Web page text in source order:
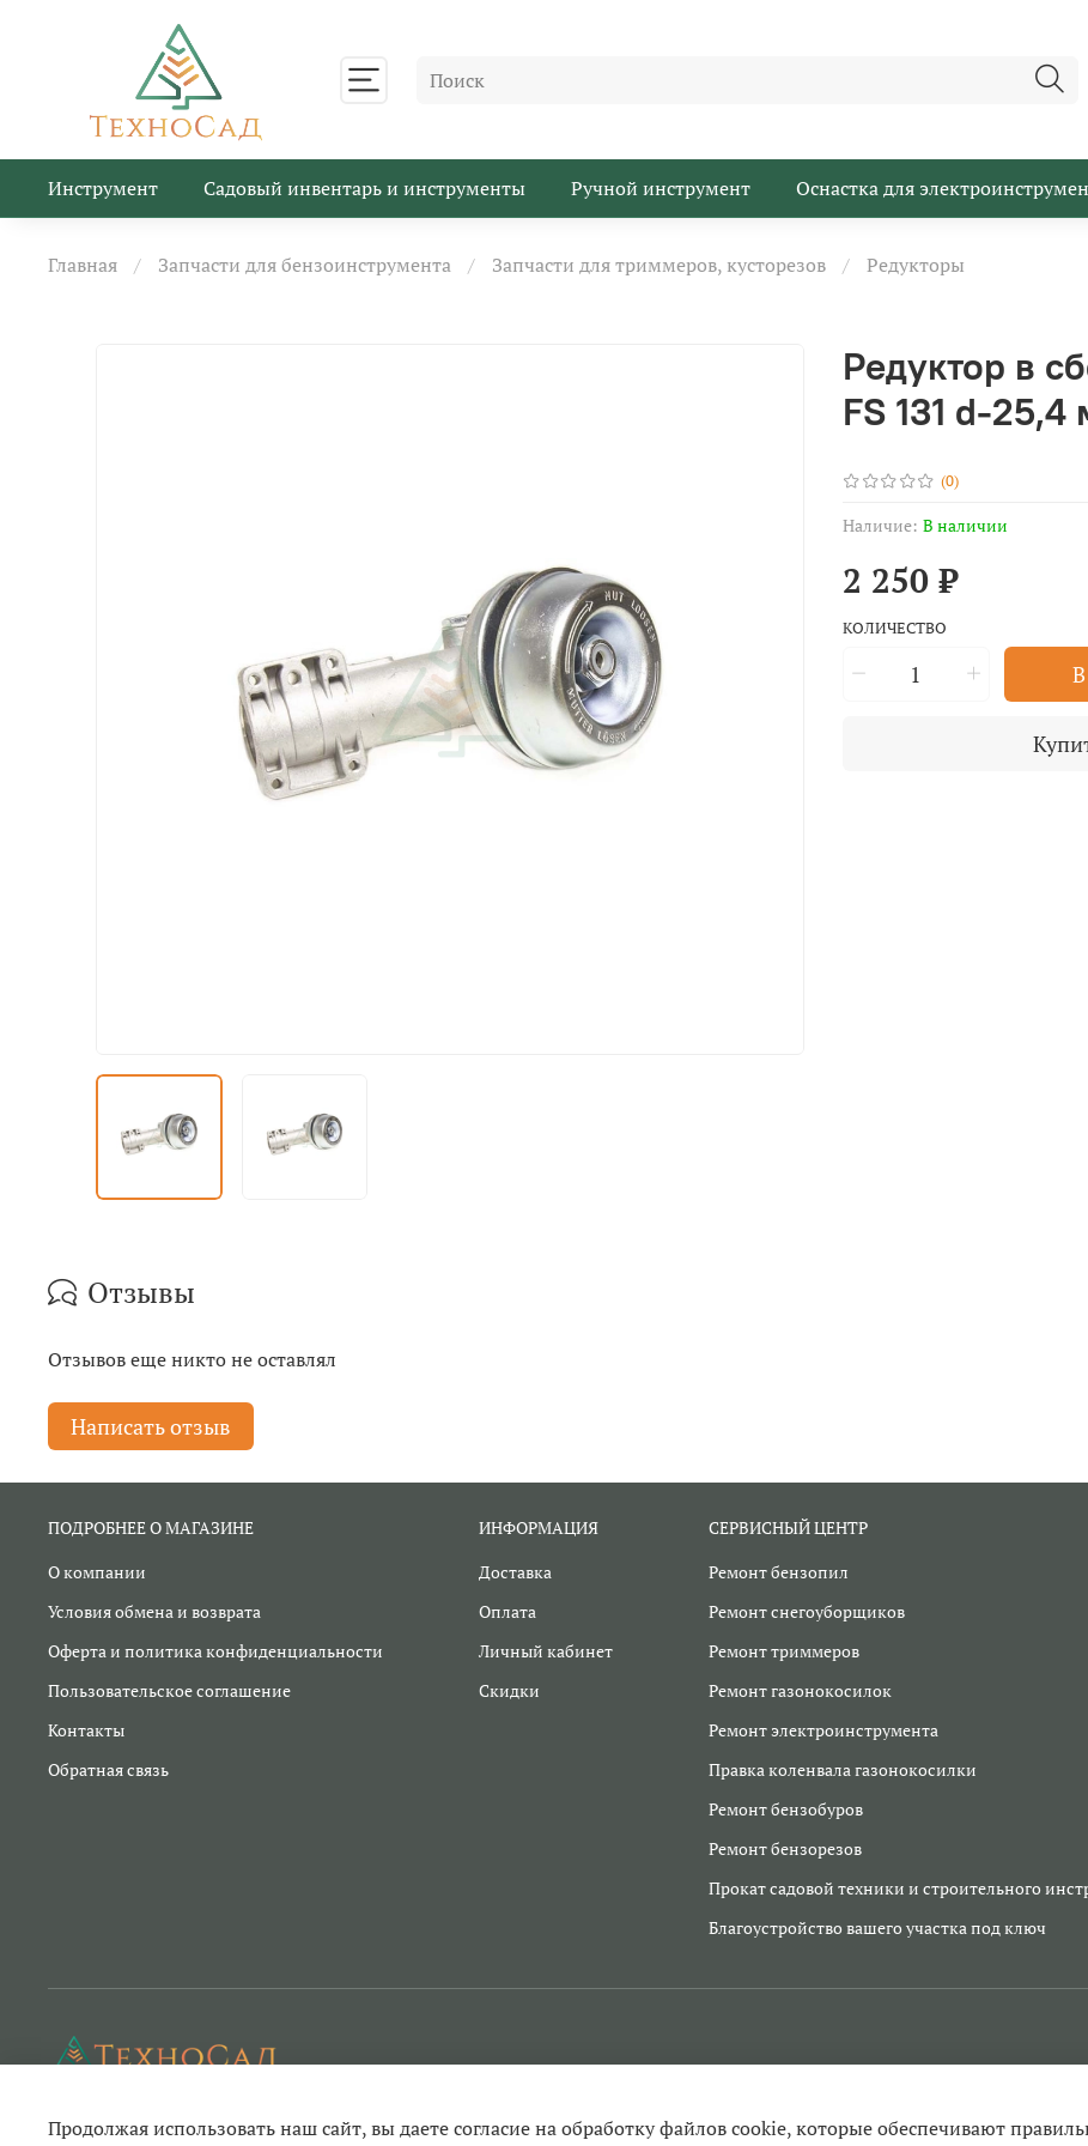
Инструмент Садовый инвентарь и инструменты Ручной инструмент Оснастка для
Главная Запчасти для бензоинструмента Запчасти для триммеров, кусторезов Редукторы
(0)
Наличие: В наличии
Редуктор в
FS 131 d-
2 250 ₽
КОЛИЧЕСТВО
Отзывы
Отзывов еще никто не оставлял
Написать отзыв
ПОДРОБНЕЕ О МАГАЗИНЕ
О компании
Условия обмена и возврата
Оферта и политика конфиденциальности
Пользовательское соглашение
Контакты
Обратная связь
ИНФОРМАЦИЯ
Доставка
Оплата
Личный кабинет
Скидки
СЕРВИСНЫЙ ЦЕНТР
Ремонт бензопил
Ремонт снегоуборщиков
Ремонт триммеров
Ремонт газонокосилок
Ремонт электроинструмента
Правка коленвала газонокосилки
Ремонт бензобуров
Ремонт бензорезов
Прокат садовой техники и строительного
Благоустройство вашего участка под ключ
Продолжая использовать наш сайт, вы даете согласие на обработку файлов cookie, которые обеспечивают